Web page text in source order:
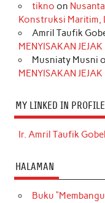
tikno on
Konstruksi Maritim,
Amril Taufik
MENYISAKAN
Musniaty Musni
MENYISAKAN
MY LINKED IN PROFILE
Ir. Amril Taufik
HALAMAN
Buku